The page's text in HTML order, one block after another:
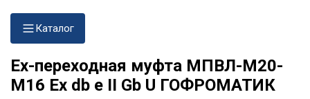
Каталог
Ex-переходная муфта МПВЛ-М20-
М16 Ех db e II Gb U ГОФРОМАТИК